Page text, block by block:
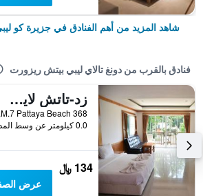
شاهد المزيد من أهم الفنادق في جزيرة كو
فنادق بالقرب من دونغ تالاي ليبي بيتش ريزورت
زد-تاتش لايب أيلاند ريزورت
0.0 كيلومتر عن وسط المدينة
134 ﷼
عرض